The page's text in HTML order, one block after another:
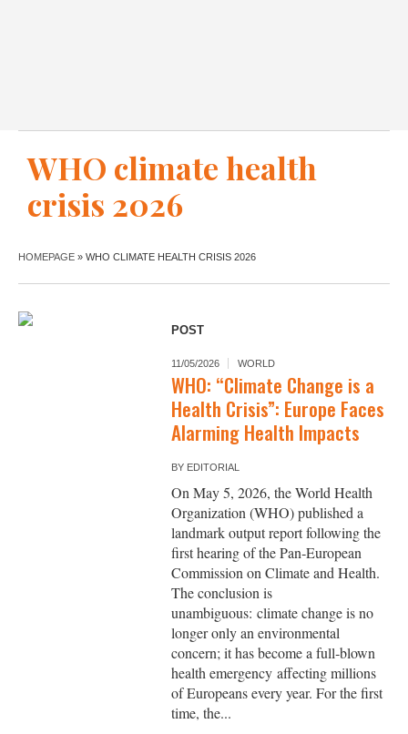
WHO climate health
crisis 2026
HOMEPAGE » WHO CLIMATE HEALTH CRISIS 2026
POST
11/05/2026 WORLD
WHO: “Climate Change is a
Health Crisis”: Europe Faces
Alarming Health Impacts
BY EDITORIAL
On May 5, 2026, the World Health
Organization (WHO) published a
landmark output report following the
first hearing of the Pan‑European
Commission on Climate and Health.
The conclusion is
unambiguous: climate change is no
longer only an environmental
concern; it has become a full‑blown
health emergency affecting millions
of Europeans every year. For the first
time, the...